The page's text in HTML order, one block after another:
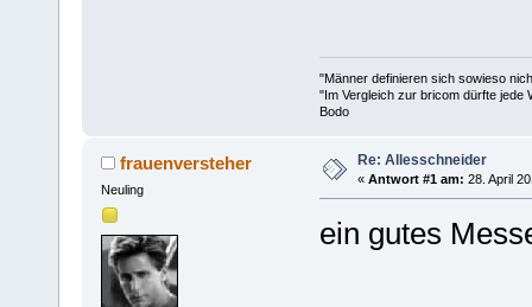
"Männer definieren sich sowieso
"Im Vergleich zur bricom dürfte jede
Bodo
frauenversteher
Neuling
Re: Allesschneider
« Antwort #1 am: 28. April
ein gutes